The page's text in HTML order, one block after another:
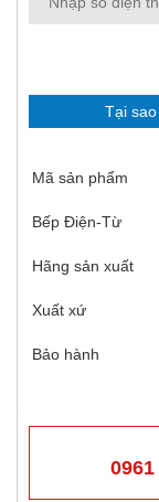
Tại
Mã sản phẩm
Bếp Điện-Từ
Hãng sản xuất
Xuất xứ
Bảo hành
0961